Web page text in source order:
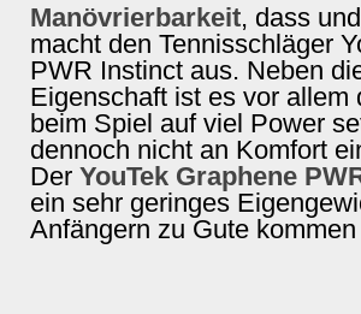
Manövrierbarkeit, dass
macht den Tennisschläger
PWR Instinct aus. Neben
Eigenschaft ist es vor allem
beim Spiel auf viel Power
dennoch nicht an Komfort
Der YouTek Graphene
ein sehr geringes
Anfängern zu Gute